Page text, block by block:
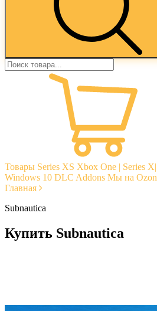
Товары Series XS Xbox One | Series
Windows 10 DLC Addons Мы на Ozon
Главная
Subnautica
Купить Subnautica